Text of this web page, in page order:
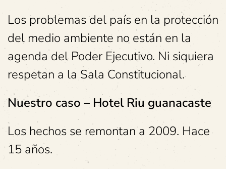
Los problemas del país en la protección
del medio ambiente no están en la
agenda del Poder Ejecutivo. Ni siquiera
respetan a la Sala Constitucional.
Nuestro caso – Hotel Riu guanacaste
Los hechos se remontan a 2009. Hace
15 años.